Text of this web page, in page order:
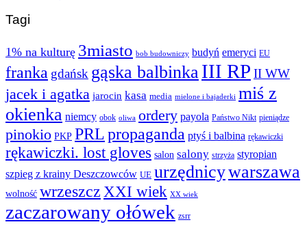
Tagi
1% na kulturę 3miasto bob budowniczy budyń emeryci EU
franka gdańsk gąska balbinka III RP II WW
jacek i agatka jarocin kasa media mielone i bajaderki miś z
okienka niemcy obok oliwa ordery payola Państwo Nikt pieniądze
pinokio PKP PRLpropaganda ptyś i balbina rękawiczki
rękawiczki. lost gloves salon salony strzyża styropian
szpieg z krainy Deszczowców UE urzędnicywarszawa
wolność wrzeszcz XXI wiek XX wiek
zaczarowany ołówek zsrr